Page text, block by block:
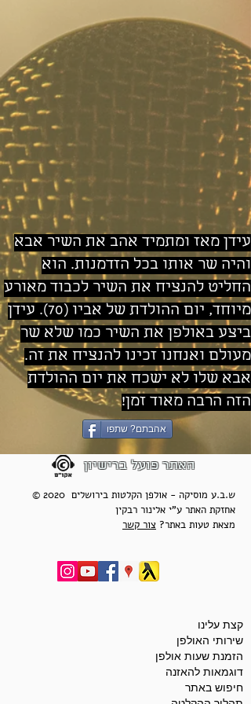
עידן מאז ומתמיד אהב את השיר אבא
והיה שר אותו בכל הזדמנות. הוא
החליט להנציח את השיר לכבוד מאורע
מיוחד, יום ההולדת של אביו (70). עידן
ביצע באולפן את השיר כמו שלא שר
מעולם ואנחנו זכינו להנציח את זה.
אבא שלו לא ישכח את יום ההולדת
הזה הרבה מאוד זמן!
אהבתם? שתפו
האתר פועל ברישיון
© 2020 ש.ב.ע מוסיקה - אולפן הקלטות בירושלים
אחזקת האתר ע"י אלינור רבקין
מצאת טעות באתר? צור קשר
קצת עלינו
שירותי האולפן
הזמנת שעות אולפן
דוגמאות להאזנה
חיפוש באתר